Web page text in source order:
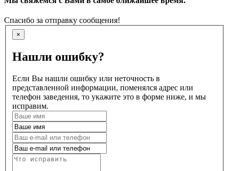
Спасибо за отправку сообщения!
×
Нашли ошибку?
Если Вы нашли ошибку или неточность в
представленной информации, поменялся адрес или
телефон заведения, то укажите это в форме ниже, и мы
исправим.